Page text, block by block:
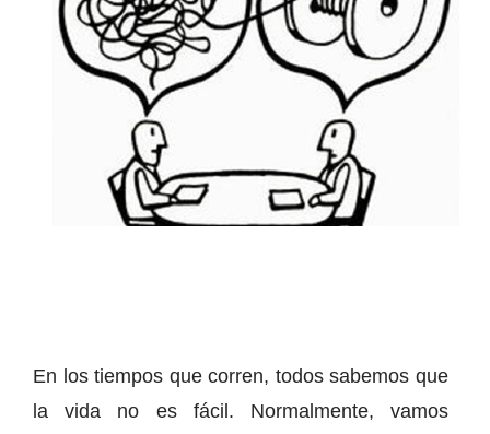
En los tiempos que corren, todos sabemos que
la vida no es fácil. Normalmente, vamos